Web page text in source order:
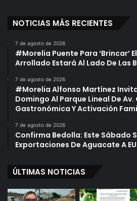
NOTICIAS MÁS RECIENTES
7 de agosto de 2026
#Morelia Puente Para ‘Brincar’
Arrollado Estará Al Lado De Las
7 de agosto de 2026
#Morelia Alfonso Martínez
Domingo Al Parque Lineal De
Gastronómica Y Activación
7 de agosto de 2026
Confirma Bedolla: Este Sábado
Exportaciones De Aguacate A
ÚLTIMAS NOTICIAS